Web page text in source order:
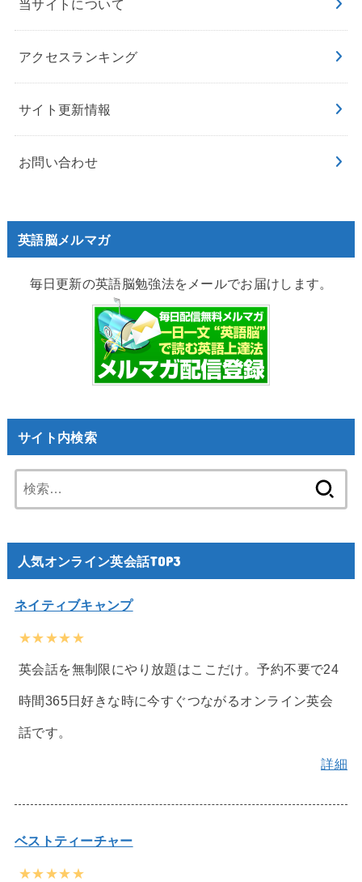
当サイトについて
アクセスランキング
サイト更新情報
お問い合わせ
英語脳メルマガ
毎日更新の英語脳勉強法をメールでお届けします。
サイト内検索
索:
人気オンライン英会話TOP3
ネイティブキャンプ
★★★★★
英会話を無制限にやり放題はここだけ。予約不要で24
時間365日好きな時に今すぐつながるオンライン英会
話です。
詳細
ベストティーチャー
★★★★★